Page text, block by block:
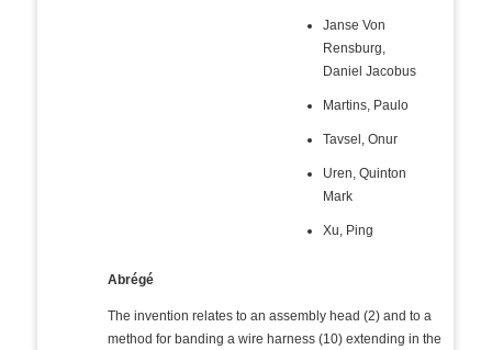
Janse Von
Rensburg,
Daniel Jacobus
Martins, Paulo
Tavsel, Onur
Uren, Quinton
Mark
Xu, Ping
Abrégé
The invention relates to an assembly head (2) and to a
method for banding a wire harness (10) extending in the